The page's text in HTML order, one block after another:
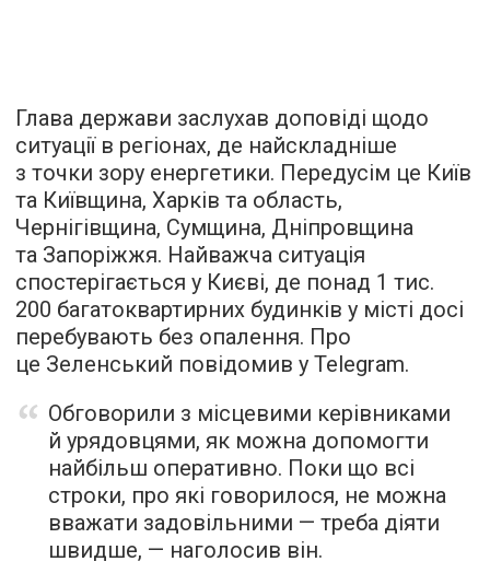
Глава держави заслухав доповіді щодо
ситуації в регіонах, де найскладніше
з точки зору енергетики. Передусім це Київ
та Київщина, Харків та область,
Чернігівщина, Сумщина, Дніпровщина
та Запоріжжя. Найважча ситуація
спостерігається у Києві, де понад 1 тис.
200 багатоквартирних будинків у місті досі
перебувають без опалення. Про
це Зеленський повідомив у Telegram.
Обговорили з місцевими керівниками
й урядовцями, як можна допомогти
найбільш оперативно. Поки що всі
строки, про які говорилося, не можна
вважати задовільними — треба діяти
швидше, — наголосив він.